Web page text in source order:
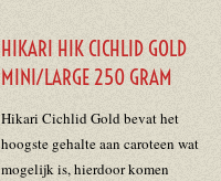
HIKARI HIK CICHLID GOLD
MINI/LARGE 250 GRAM
Hikari Cichlid Gold bevat het
hoogste gehalte aan caroteen wat
mogelijk is, hierdoor komen